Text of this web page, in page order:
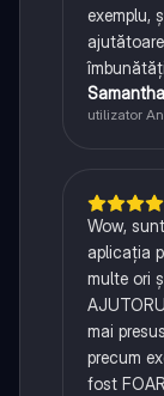
exemplu,
utilizator
Wow,
aplicația
multe ori
mai
precum
fost